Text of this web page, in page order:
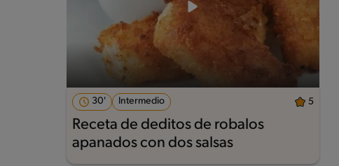
30' Intermedio 5
Receta de deditos de robalos
apanados con dos salsas